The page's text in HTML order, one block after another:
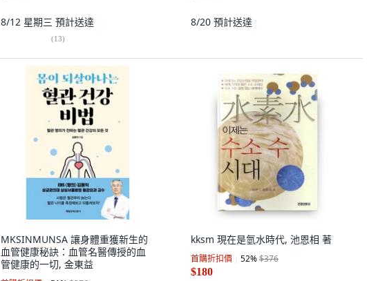
8/12 星期三 預計送達
(13)
8/20 預計送達
MKSINMUNSA 讓身體重獲新生的
血管健康秘訣：血管名醫傳授的血
管健康的一切, 金東益
kksm 現在是氫水時代, 池恩相 著
首購折扣價 52%$376
$180